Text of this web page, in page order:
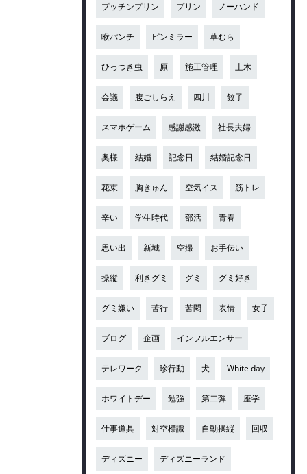
プッチンプリン プリン ノーハンド
喉パンチ ピンミラー 草むら
ひっつき虫 原 施工管理 土木
会議 腹ごしらえ 四川 餃子
スマホゲーム 感謝感激 社長夫婦
奥様 結婚 記念日 結婚記念日
花束 胸きゅん 空気イス 筋トレ
辛い 学生時代 部活 青春
思い出 新城 空撮 お手伝い
操縦 利きグミ グミ グミ好き
グミ嫌い 苦行 苦悶 表情 女子
ブログ 企画 インフルエンサー
テレワーク 珍行動 犬 White day
ホワイトデー 勉強 第二弾 座学
仕事道具 対空標識 自動操縦 回収
ディズニー ディズニーランド